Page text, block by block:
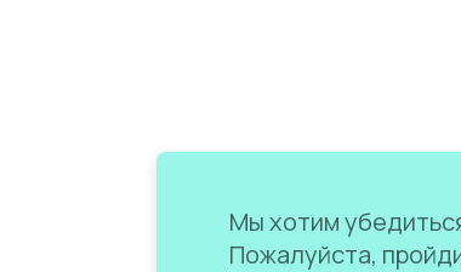
Мы хотим
Пожалуйста,